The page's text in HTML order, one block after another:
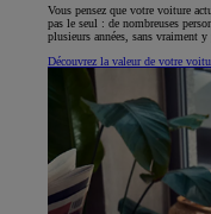
Vous pensez que votre voiture
pas le seul : de nombreuses
plusieurs années, sans vraiment y
Découvrez la valeur de votre